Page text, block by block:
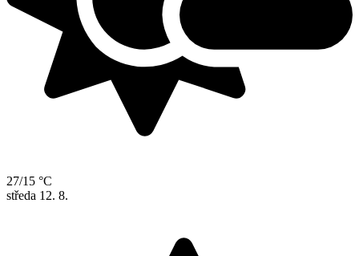
27/15 °C
středa 12. 8.